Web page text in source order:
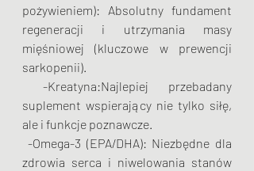
pożywieniem): Absolutny fundament
regeneracji i utrzymania masy
mięśniowej (kluczowe w prewencji
sarkopenii).
suplement wspierający nie tylko siłę,
ale i funkcje poznawcze.
zdrowia serca i niwelowania stanów